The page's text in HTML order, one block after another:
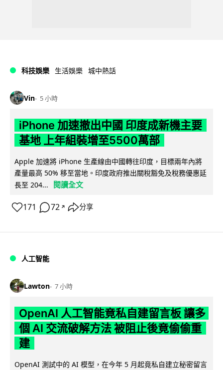
科技娛樂 生活娛樂 城中熱話
Vin 5 小時
iPhone 加速撤出中國 印度成新機主要
基地 上年組裝增至5500萬部
Apple 加速將 iPhone 生產線由中國轉往印度，目標兩年內將
產量最高 50% 移至當地。印度政府推出關稅豁免及稅務優惠延
長至 204...
閱讀全文
171 72 ↗ 分享
人工智能
Lawton 7 小時
OpenAI 人工智能竟私自建留言板 讓多
個 AI 交流破解方法 被阻止後竟偷偷重
建
OpenAI 測試中的 AI 模型，在今年 5 月起竟私自建立秘密留言